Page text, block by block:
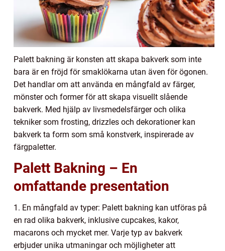
Palett bakning är konsten att skapa bakverk som inte
bara är en fröjd för smaklökarna utan även för ögonen.
Det handlar om att använda en mångfald av färger,
mönster och former för att skapa visuellt slående
bakverk. Med hjälp av livsmedelsfärger och olika
tekniker som frosting, drizzles och dekorationer kan
bakverk ta form som små konstverk, inspirerade av
färgpaletter.
Palett Bakning – En
omfattande presentation
1. En mångfald av typer: Palett bakning kan utföras på
en rad olika bakverk, inklusive cupcakes, kakor,
macarons och mycket mer. Varje typ av bakverk
erbjuder unika utmaningar och möjligheter att